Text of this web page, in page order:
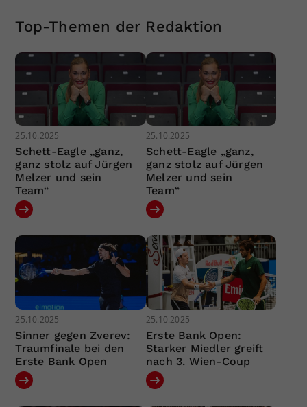
Top-Themen der Redaktion
25.10.2025
Schett-Eagle „ganz,
ganz stolz auf Jürgen
Melzer und sein
Team“
25.10.2025
Schett-Eagle „ganz,
ganz stolz auf Jürgen
Melzer und sein
Team“
25.10.2025
Sinner gegen Zverev:
Traumfinale bei den
Erste Bank Open
25.10.2025
Erste Bank Open:
Starker Miedler greift
nach 3. Wien-Coup